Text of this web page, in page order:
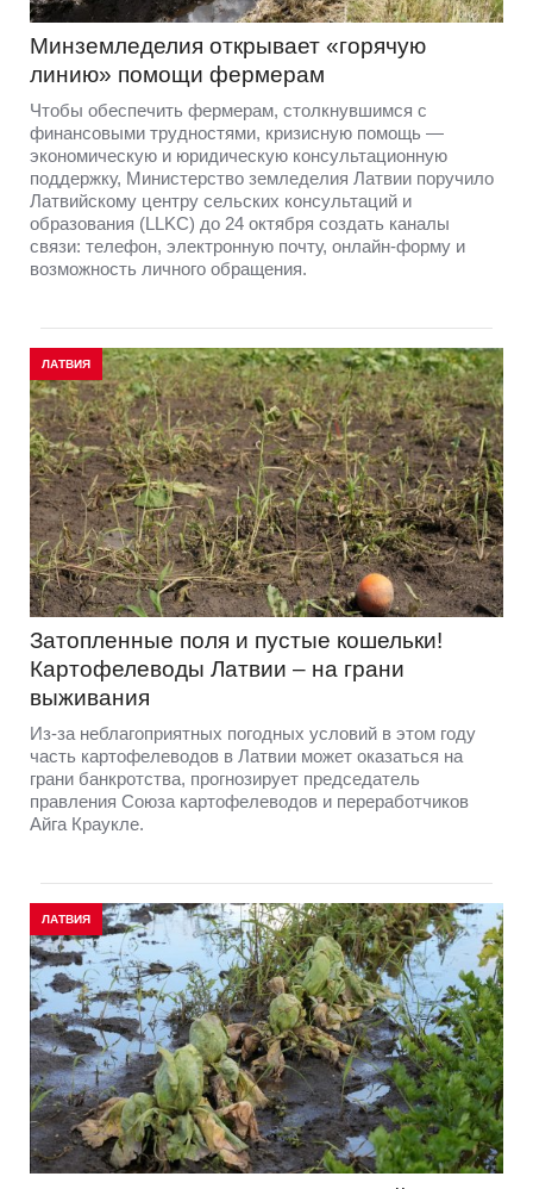
Минземледелия открывает «горячую
линию» помощи фермерам
Чтобы обеспечить фермерам, столкнувшимся с
финансовыми трудностями, кризисную помощь —
экономическую и юридическую консультационную
поддержку, Министерство земледелия Латвии поручило
Латвийскому центру сельских консультаций и
образования (LLKC) до 24 октября создать каналы
связи: телефон, электронную почту, онлайн-форму и
возможность личного обращения.
ЛАТВИЯ
Затопленные поля и пустые кошельки!
Картофелеводы Латвии – на грани
выживания
Из-за неблагоприятных погодных условий в этом году
часть картофелеводов в Латвии может оказаться на
грани банкротства, прогнозирует председатель
правления Союза картофелеводов и переработчиков
Айга Краукле.
ЛАТВИЯ